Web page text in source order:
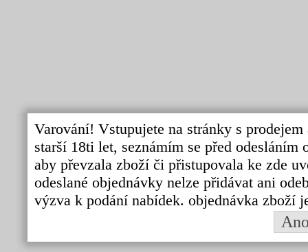
Varování! Vstupujete na stránky s
starší 18ti let, seznámím se před
aby převzala zboží či přistupovala ke zde
odeslané objednávky nelze přidávat ani
výzva k podání nabídek. objednávka zboží